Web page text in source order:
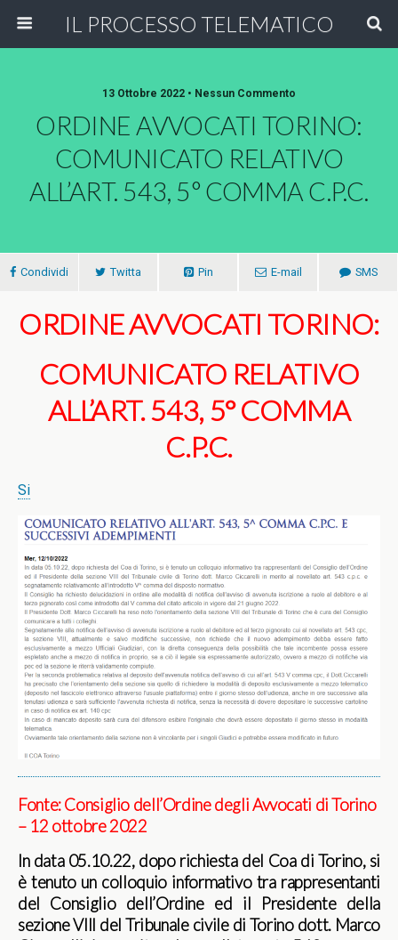
IL PROCESSO TELEMATICO
13 Ottobre 2022 • Nessun Commento
ORDINE AVVOCATI TORINO:
COMUNICATO RELATIVO
ALL’ART. 543, 5° COMMA C.P.C.
Condividi Twitta Pin E-mail SMS
ORDINE AVVOCATI TORINO:
COMUNICATO RELATIVO
ALL’ART. 543, 5° COMMA
C.P.C.
Si
Fonte:Consiglio dell’Ordine degli Avvocati di Torino
– 12 ottobre 2022
In data 05.10.22, dopo richiesta del Coa di Torino, si
è tenuto un colloquio informativo tra rappresentanti
del Consiglio dell’Ordine ed il Presidente della
sezione VIII del Tribunale civile di Torino dott. Marco